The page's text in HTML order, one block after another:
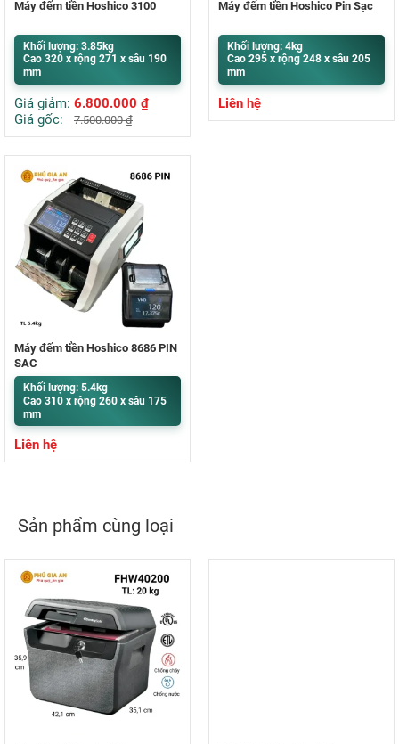
Máy đếm tiền Hoshico 3100
Khối lượng: 3.85kg
Cao 320 x rộng 271 x sâu 190
mm
Giá giảm: 6.800.000 ₫
Giá gốc:
7.500.000₫
Máy đếm tiền Hoshico Pin Sạc
Khối lượng: 4kg
Cao 295 x rộng 248 x sâu 205
mm
Liên hệ
Máy đếm tiền Hoshico 8686 PIN
SẠC
Khối lượng: 5.4kg
Cao 310 x rộng 260 x sâu 175
mm
Liên hệ
Sản phẩm cùng loại